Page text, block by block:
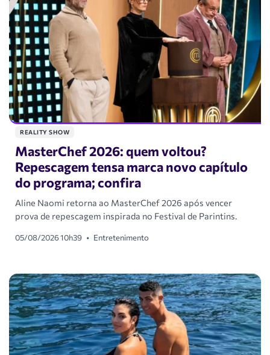
REALITY SHOW
MasterChef 2026: quem voltou?
Repescagem tensa marca novo capítulo
do programa; confira
Aline Naomi retorna ao MasterChef 2026 após vencer
prova de repescagem inspirada no Festival de Parintins.
05/08/2026 10h39 • Entretenimento